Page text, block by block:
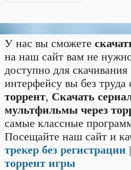
У нас вы сможете
на наш сайт вам не
доступно для
интерфейсу вы без
торрент, Скачать
мультфильмы через
самые классные
Посещайте наш сайт и
трекер без регистрации
торрент игры